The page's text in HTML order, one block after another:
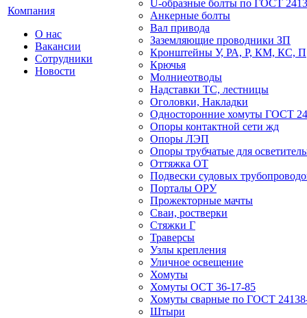
Компания
О нас
Вакансии
Сотрудники
Новости
U-образные болты по ГОСТ
Анкерные болты
Вал привода
Заземляющие проводники ЗП
Кронштейны У, РА, Р, КМ, КС, П
Крючья
Молниеотводы
Надставки ТС, лестницы
Оголовки, Накладки
Односторонние хомуты ГОСТ
Опоры контактной сети жд
Опоры ЛЭП
Опоры трубчатые для
Оттяжка ОТ
Подвески судовых
Порталы ОРУ
Прожекторные мачты
Сваи, ростверки
Стяжки Г
Траверсы
Узлы крепления
Уличное освещение
Хомуты
Хомуты ОСТ 36-17-85
Хомуты сварные по ГОСТ
Штыри